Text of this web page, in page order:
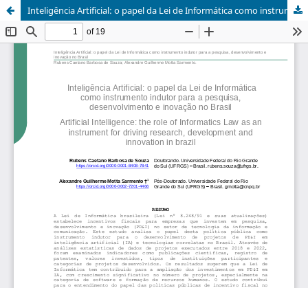
Inteligência Artificial: o papel da Lei de Informática como instrumento indutor para a pesquisa, desenvolvimento e inovação no Brasil